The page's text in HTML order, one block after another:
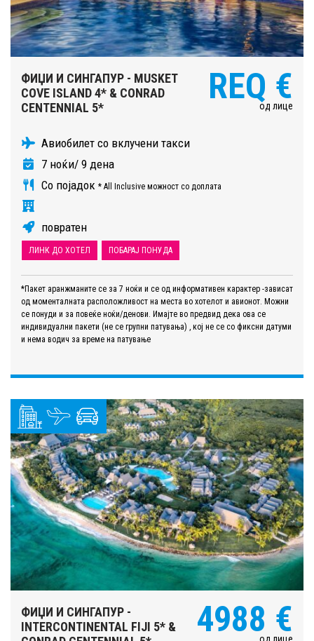
ФИЏИ И СИНГАПУР - MUSKET
COVE ISLAND 4* & CONRAD
CENTENNIAL 5*
REQ €
од лице
Авиобилет со вклучени такси
7 ноќи/ 9 дена
Со појадок * All Inclusive можност со доплата
повратен
ЛИНК ДО ХОТЕЛ ПОБАРАЈ ПОНУДА
*Пакет аранжманите се за 7 ноќи и се од информативен карактер -зависат
од моменталната расположливост на места во хотелот и авионот. Можни
се понуди и за повеќе ноќи/денови. Имајте во предвид дека ова се
индивидуални пакети (не се групни патувања) , кој не се со фиксни датуми
и нема водич за време на патување
ФИЏИ И СИНГАПУР -
INTERCONTINENTAL FIJI 5* &
4988 €